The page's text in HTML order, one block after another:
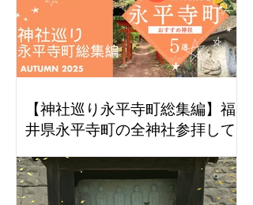
【神社巡り永平寺町総集編】福
井県永平寺町の全神社参拝して